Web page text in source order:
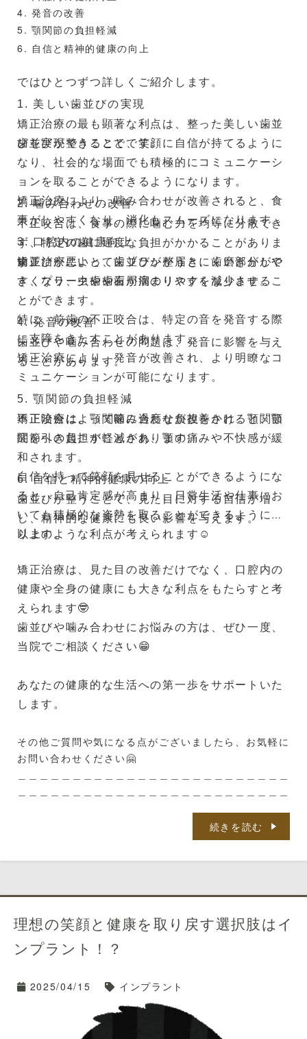
③薬物療法: 痛みや炎症を抑えるために、鎮痛剤や抗炎
症薬が処方されることがあります。
④歯科治療: 噛み合わせの調整や、必要に応じて矯正治
療を行うことがあります。
⑤外科的治療: 重度の場合、関節の手術が検討されるこ
ともあります。
４.顎関節症の予防策
顎関節症を予防するためには、以下のような対策が有効
です。
・ストレスを適切に管理し、リラックスする時間を持つ
・歯ぎしりや食いしばりを防ぐために、ナイトガードを
使用する
・正しい姿勢を保ち、顎に負担をかけないようにする
・柔らかい食事を心がけ、顎に過度な負担をかけない
今日のお話はいかがでしたでしょうか？
顎関節症は、早期に適切な対策を講じることで、症状の
悪化を防ぐことができます。
顎の痛みや不快感を感じたら、早めに歯科医院で相談
し、適切な治療を受けることをお勧めします。
あなたの健康的な生活をサポートするために、私たちが
全力でお手伝いいたします。
4. 発音の改善
5. 顎関節の負担軽減
6. 自信と精神的健康の向上
ではひとつずつ詳しくご紹介します。
1. 美しい歯並びの実現
矯正治療の最も顕著な利点は、整った美しい歯並
びを実現できることです。
歯並びが整うことで、笑顔に自信が持てるように
なり、社会的な場面でも積極的にコミュニケーシ
ョンを取ることができるようになります。
2. 噛み合わせの改善
不正咬合は、食事の際に噛む力を均等に分散でき
ず、特定の歯に過度な負担がかかることがありま
す。
矯正治療により、噛み合わせが改善されると、食
事がしやすくなり、消化もスムーズになります。
3. 口腔内の健康向上
歯並びが悪いと、歯ブラシが届きにくい部分がで
き、プラークや歯石が溜まりやすくなります。
矯正治療によって歯並びが整うと、歯磨きがしや
すくなり、虫歯や歯周病のリスクを減少させるこ
とができます。
4. 発音の改善
歯並びや噛み合わせの問題は、発音に影響を与え
ることがあります。
特に、前歯の不正咬合は、特定の音を発音する際
に支障をきたすことがあります。
矯正治療により、発音が改善され、より明瞭なコ
ミュニケーションが可能になります。
5. 顎関節の負担軽減
不正咬合は、顎関節に過度な負担をかけ、顎関節
症を引き起こすことがあります。
矯正治療によって噛み合わせが改善されると、顎
関節への負担が軽減され、顎の痛みや不快感が緩
和されます。
6. 自信と精神的健康の向上
歯並びが整うことで、見た目に対する自信が増
し、精神的な健康にも良い影響を与えます。
自信を持って笑顔を見せることができるようにな
ると、自己肯定感が高まり、日常生活や仕事にお
いても積極的な姿勢を取ることができるようにな
ります。
以上のような利点が考えられます☺️
矯正治療は、見た目の改善だけでなく、口腔内の
健康や全身の健康にも大きな利点をもたらすと考
えられます🤓
歯並びや噛み合わせにお悩みの方は、ぜひ一度、
当院でご相談ください😁
あなたの健康的な生活への第一歩をサポートいた
します。
その他ご質問や気になる点がございましたら、お気軽に
お問い合わせください🤗
福岡市中央区天神5
※天神地下街「東１
a」出口より徒歩５分
TEL 092-781-7
ご予約はネット予
約でもお電話でも承っております😊
続きを読む
理想の笑顔と健康を取り戻す選択肢はイ
ンプラント！？
2025/04/15 インプラント